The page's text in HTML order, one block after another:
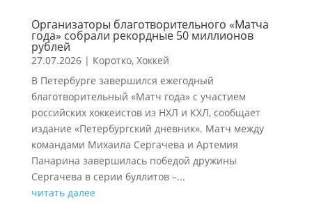
Организаторы благотворительного «Матча
года» собрали рекордные 50 миллионов
рублей
27.07.2026| Коротко, Хоккей
В Петербурге завершился ежегодный
благотворительный «Матч года» с участием
российских хоккеистов из НХЛ и КХЛ, сообщает
издание «Петербургский дневник». Матч между
командами Михаила Сергачева и Артемия
Панарина завершилась победой дружины
Сергачева в серии буллитов –...
читать далее